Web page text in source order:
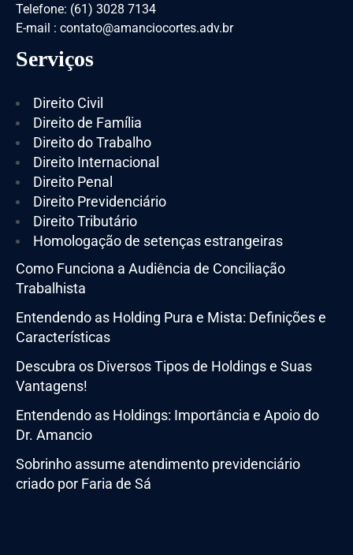
Telefone: (61) 3028 7134
E-mail : contato@amanciocortes.adv.br
Serviços
Direito Civil
Direito de Família
Direito do Trabalho
Direito Internacional
Direito Penal
Direito Previdenciário
Direito Tributário
Homologação de setenças estrangeiras
Como Funciona a Audiência de Conciliação
Trabalhista
Entendendo as Holding Pura e Mista: Definições e
Características
Descubra os Diversos Tipos de Holdings e Suas
Vantagens!
Entendendo as Holdings: Importância e Apoio do
Dr. Amancio
Sobrinho assume atendimento previdenciário
criado por Faria de Sá